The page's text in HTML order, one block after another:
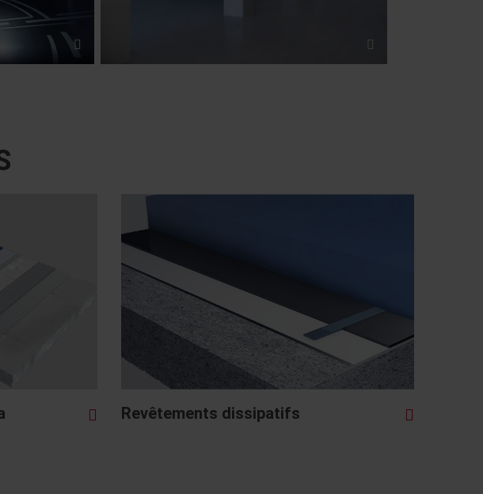
Revêtements dissipatifs